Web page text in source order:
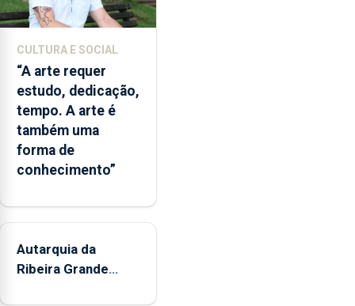
com
responsabilidades
partilhadas
entre
o
Governo
Regional
e
municípios.
CULTURA E SOCIAL
“A arte requer
estudo, dedicação,
tempo. A arte é
também uma
forma de
conhecimento”
Autarquia da
Ribeira Grande